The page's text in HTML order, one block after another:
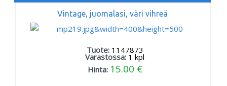
Vintage, juomalasi, väri vihreä
Tuote: 1147873
Varastossa: 1 kpl
Hinta: 15.00 €